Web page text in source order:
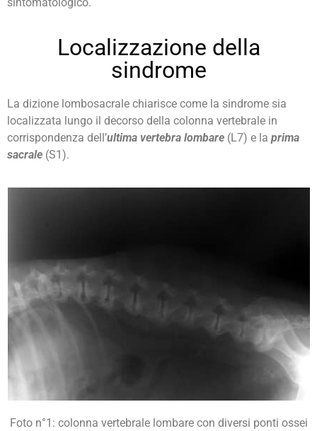
sintomatologico.
Localizzazione della
sindrome
La dizione lombosacrale chiarisce come la sindrome sia
localizzata lungo il decorso della colonna vertebrale in
corrispondenza dell’ultima vertebra lombare (L7) e la prima
sacrale (S1).
Foto n°1: colonna vertebrale lombare con diversi ponti ossei